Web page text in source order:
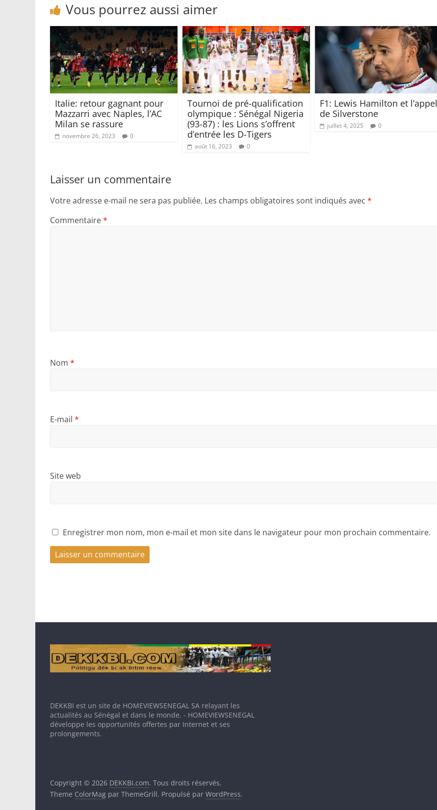
Vous pourrez aussi aimer
Italie: retour gagnant pour
Mazzarri avec Naples, l’AC
Milan se rassure
novembre 26, 2023 0
Tournoi de pré-qualification
olympique : Sénégal Nigeria
(93-87) : les Lions s’offrent
d’entrée les D-Tigers
août 16, 2023 0
F1: Lewis Hamilton et l’appel
de Silverstone
juillet 4, 2025 0
Laisser un commentaire
Votre adresse e-mail ne sera pas publiée. Les champs obligatoires sont indiqués avec *
Commentaire*
Nom *
E-mail *
Site web
Enregistrer mon nom, mon e-mail et mon site dans le navigateur pour mon prochain commentaire.
DEKKBI est un site de HOMEVIEWSENEGAL SA relayant les
actualités au Sénégal et dans le monde. - HOMEVIEWSENEGAL
développe les opportunités offertes par Internet et ses
prolongements.
Copyright © 2026 DEKKBI.com. Tous droits réservés.
Theme ColorMag par ThemeGrill. Propulsé par WordPress.